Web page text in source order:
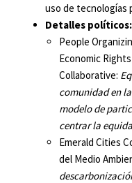
uso de tecnologías
Detalles políticos:
People
Economic
Collaborative:
comunidad en
modelo de
centrar la
Emerald Cities
del Medio